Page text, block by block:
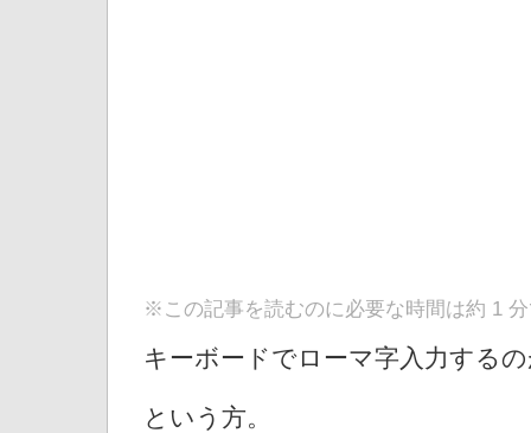
※この記事を読むのに必要な時間は約 1
キーボードでローマ字入力する
という方。